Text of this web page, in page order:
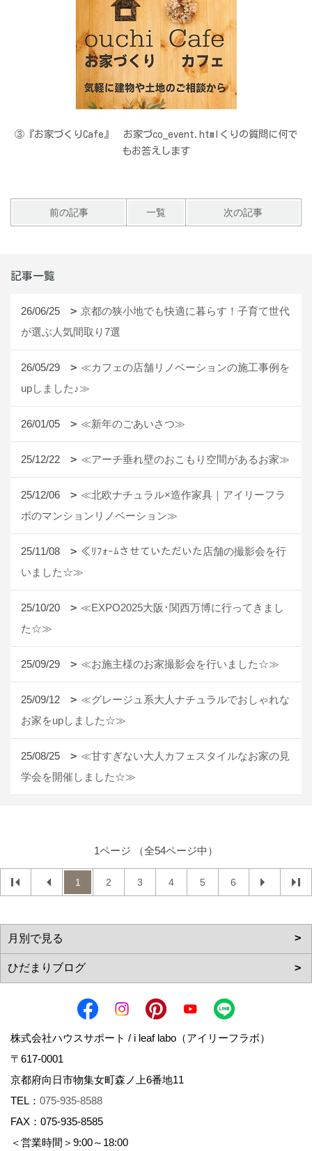
③『お家づくりCafe』 お家づco_event.htmlくりの質問に何で
もお答えします
前の記事 一覧 次の記事
記事一覧
26/06/25
京都の狭小地でも快適に暮らす！子育て世代
が選ぶ人気間取り7選
26/05/29
≪カフェの店舗リノベーションの施工事例を
upしました♪≫
26/01/05 ≪新年のごあいさつ≫
25/12/22 ≪アーチ垂れ壁のおこもり空間があるお家≫
25/12/06
≪北欧ナチュラル×造作家具｜アイリーフラ
ボのマンションリノベーション≫
25/11/08
≪ﾘﾌｫｰﾑさせていただいた店舗の撮影会を行
いました☆≫
25/10/20
≪EXPO2025大阪･関西万博に行ってきまし
た☆≫
25/09/29 ≪お施主様のお家撮影会を行いました☆≫
25/09/12
≪グレージュ系大人ナチュラルでおしゃれな
お家をupしました☆≫
25/08/25
≪甘すぎない大人カフェスタイルなお家の見
学会を開催しました☆≫
1ページ （全54ページ中）
1 2 3 4 5 6
株式会社ハウスサポート / i leaf labo（アイリーフラボ）
〒617-0001
京都府向日市物集女町森ノ上6番地11
TEL： 075-935-8588
FAX：075-935-8585
＜営業時間＞9:00～18:00